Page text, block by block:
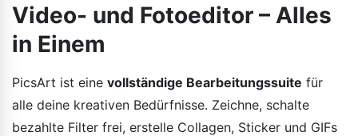
Video- und Fotoeditor – Alles
in Einem
PicsArt ist eine vollständige Bearbeitungssuite für
alle deine kreativen Bedürfnisse. Zeichne, schalte
bezahlte Filter frei, erstelle Collagen, Sticker und GIFs